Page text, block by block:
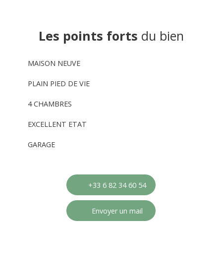
Les points forts du bien
MAISON NEUVE
PLAIN PIED DE VIE
4 CHAMBRES
EXCELLENT ETAT
GARAGE
+33 6 82 34 60 54
Envoyer un mail